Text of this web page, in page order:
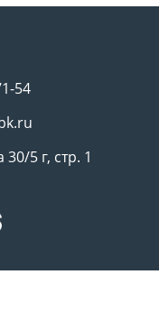
54
5 г, стр. 1